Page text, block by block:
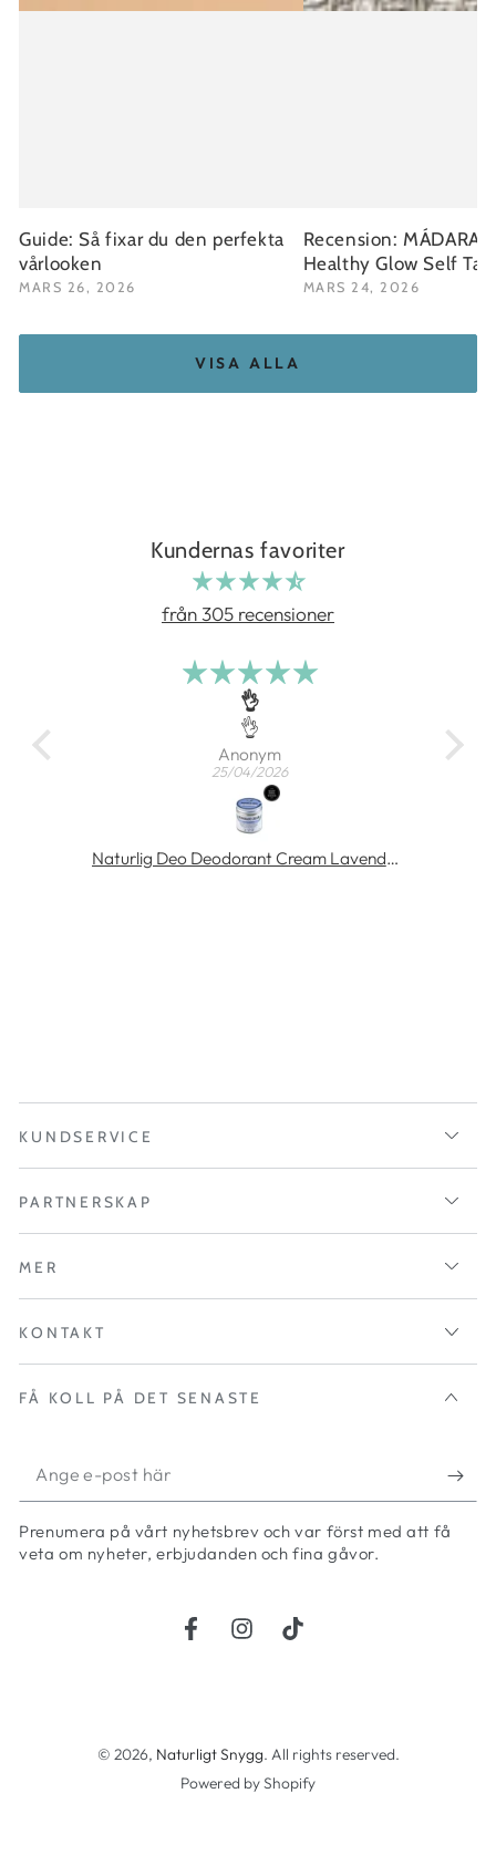
Guide: Så fixar du den perfekta
vårlooken
MARS 26, 2026
Recension: MÁDARA
Healthy Glow Self
MARS 24, 2026
VISA ALLA
Kundernas favoriter
från 305 recensioner
👌
👌
Anonym
25/04/2026
Naturlig Deo Deodorant Cream Lavendel 60 ml
KUNDSERVICE
PARTNERSKAP
MER
KONTAKT
FÅ KOLL PÅ DET SENASTE
Ange
e-
post
Prenumera på vårt nyhetsbrev och var först med att få
veta om nyheter, erbjudanden och fina gåvor.
FacebookInstagramTikTok
© 2026, Naturligt Snygg. All rights reserved.
Powered by Shopify